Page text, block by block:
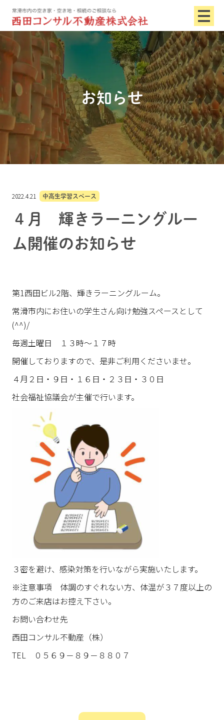
お知らせ
2022.4.21 中高生学習スペース
４月 輝きラーニングルー
ム開催のお知らせ
第1西田ビル2階、輝きラーニングルーム。
常滑市内にお住いの学生さん向け勉強スペースとして
(^^)/
毎週土曜日 １３時～１７時
開催しておりますので、是非ご利用くださいませ。
４月２日・９日・１６日・２３日・３０日
社会福祉協議会が主催で行います。
３密を避け、感染対策を行いながら実施いたします。
※注意事項 体調のすぐれない方、体温が３７度以上の
方のご来店はお控え下さい。
お問い合わせ先
西田コンサル不動産（株）
TEL ０５６９－８９－８８０７